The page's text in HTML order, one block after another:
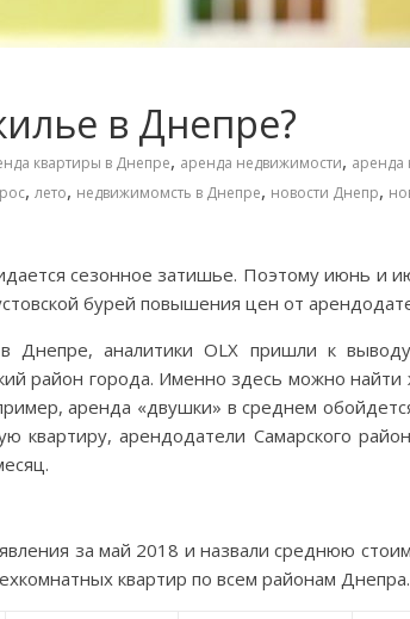
в Днепре?
квартиры в Днепре, аренда недвижимости, аренда
, лето, недвижимомсть в Днепре, новости Днепр,
сезонное затишье. Поэтому июнь и
бурей повышения цен от
Днепре, аналитики OLX пришли к
район города. Именно здесь можно
аренда «двушки» в среднем
квартиру, арендодатели Самарского
за май 2018 и назвали среднюю
квартир по всем районам Днепра.